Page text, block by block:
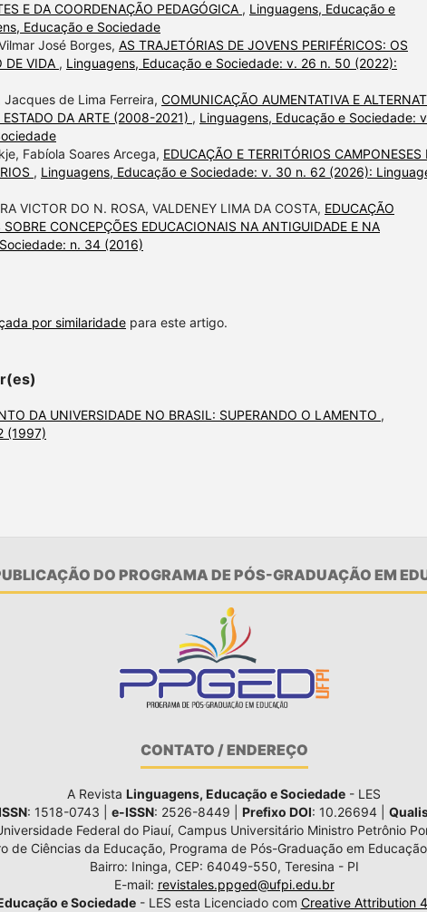
E DA COORDENAÇÃO PEDAGÓGICA , Linguagens, Educação e
Educação e Sociedade
José Borges, AS TRAJETÓRIAS DE JOVENS PERIFÉRICOS: OS
DE VIDA , Linguagens, Educação e Sociedade: v. 26 n. 50 (2022):
de Lima Ferreira, COMUNICAÇÃO AUMENTATIVA E
ESTADO DA ARTE (2008-2021) , Linguagens, Educação e Sociedade:
Fabíola Soares Arcega, EDUCAÇÃO E TERRITÓRIOS CAMPONESES
, Linguagens, Educação e Sociedade: v. 30 n. 62 (2026):
VICTOR DO N. ROSA, VALDENEY LIMA DA COSTA, EDUCAÇÃO
CONCEPÇÕES EDUCACIONAIS NA ANTIGUIDADE E NA
n. 34 (2016)
por similaridade para este artigo.
DA UNIVERSIDADE NO BRASIL: SUPERANDO O LAMENTO ,
(1997)
DO PROGRAMA DE PÓS-GRADUAÇÃO EM
CONTATO / ENDEREÇO
A Revista Linguagens, Educação e Sociedade - LES
: 1518-0743 | e-ISSN: 2526-8449 | Prefixo DOI: 10.26694 |
Federal do Piauí, Campus Universitário Ministro Petrônio
de Ciências da Educação, Programa de Pós-Graduação em
Bairro: Ininga, CEP: 64049-550, Teresina - PI
E-mail: revistales.ppged@ufpi.edu.br
e Sociedade- LES esta Licenciado com Creative Attribution